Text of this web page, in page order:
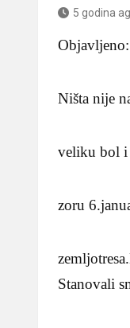
5 godina
Ništa nije
veliku bol i
zoru
Stanovali